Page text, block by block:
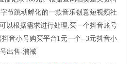
节跳动孵化的一款音乐创意短视频社
以根据需求进行处理,买一个抖音账号
音小号购买平台1元一个--3元抖音小
出售-滫祴